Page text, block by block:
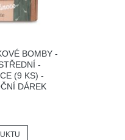
BOMBY -
-
(9 KS) -
DÁREK